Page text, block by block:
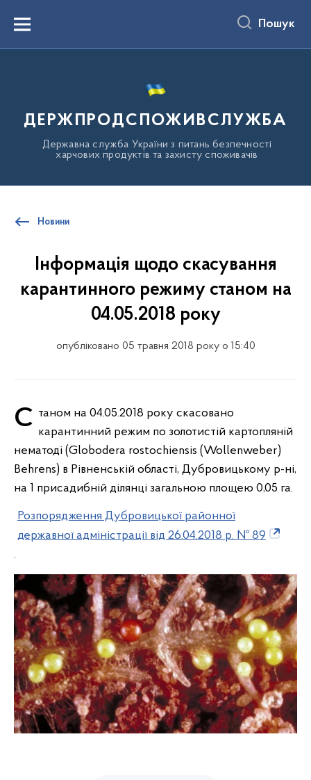
вмістуMenu Пошук
ДЕРЖПРОДСПОЖИВСЛУЖБА
Державна служба України з питань безпечності
харчових продуктів та захисту споживачів
Новини
Інформація щодо скасування
карантинного режиму станом на
04.05.2018 року
опубліковано 05 травня 2018 року о 15:40
Станом на 04.05.2018 року скасовано карантинний режим по золотистій картопляній
нематоді (Globodera rostochiensis (Wollenweber)
Behrens) в Рівненській області, Дубровицькому р-ні,
на 1 присадибній ділянці загальною площею 0,05 га.
Розпорядження Дубровицької районної
державної адміністрації від 26.04.2018 р. № 89
.